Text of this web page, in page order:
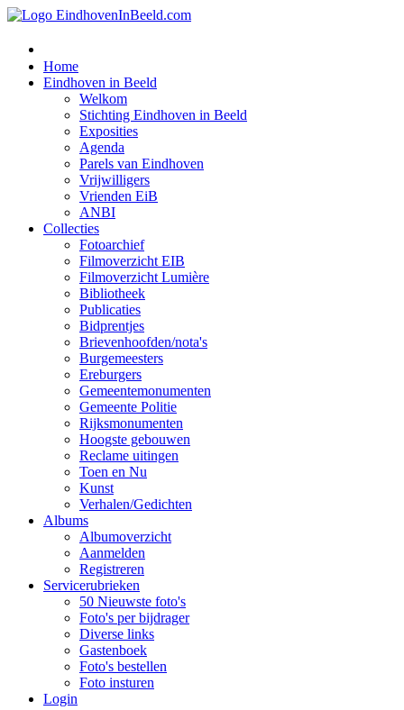
Home
Eindhoven in Beeld
Welkom
Stichting Eindhoven in Beeld
Exposities
Agenda
Parels van Eindhoven
Vrijwilligers
Vrienden EiB
ANBI
Collecties
Fotoarchief
Filmoverzicht EIB
Filmoverzicht Lumière
Bibliotheek
Publicaties
Bidprentjes
Brievenhoofden/nota's
Burgemeesters
Ereburgers
Gemeentemonumenten
Gemeente Politie
Rijksmonumenten
Hoogste gebouwen
Reclame uitingen
Toen en Nu
Kunst
Verhalen/Gedichten
Albums
Albumoverzicht
Aanmelden
Registreren
Servicerubrieken
50 Nieuwste foto's
Foto's per bijdrager
Diverse links
Gastenboek
Foto's bestellen
Foto insturen
Login